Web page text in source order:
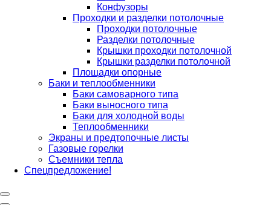
Конфузоры
Проходки и разделки потолочные
Проходки потолочные
Разделки потолочные
Крышки проходки потолочной
Крышки разделки потолочной
Площадки опорные
Баки и теплообменники
Баки самоварного типа
Баки выносного типа
Баки для холодной воды
Теплообменники
Экраны и предтопочные листы
Газовые горелки
Съемники тепла
Спецпредложение!